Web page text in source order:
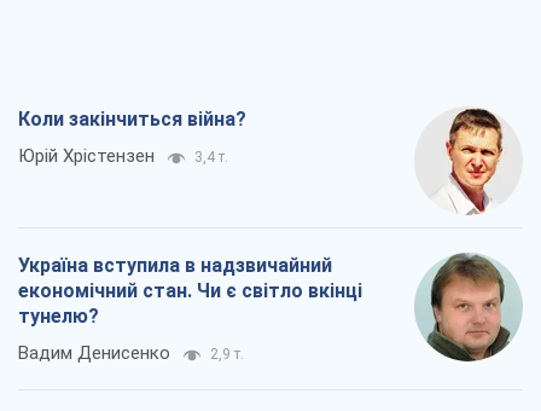
Коли закінчиться війна?
Юрій Хрістензен 3,4 т.
Україна вступила в надзвичайний
економічний стан. Чи є світло вкінці
тунелю?
Вадим Денисенко 2,9 т.